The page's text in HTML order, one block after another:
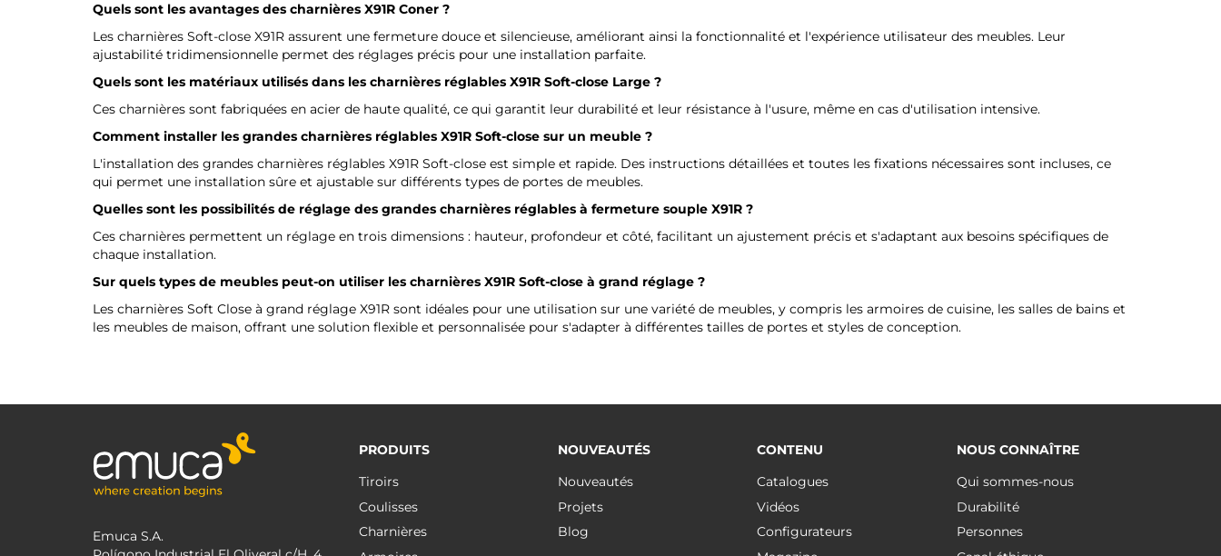
Quels sont les avantages des charnières X91R Coner ?
Les charnières Soft-close X91R assurent une fermeture douce et silencieuse, améliorant ainsi la fonctionnalité et l'expérience utilisateur des meubles. Leur
ajustabilité tridimensionnelle permet des réglages précis pour une installation parfaite.
Quels sont les matériaux utilisés dans les charnières réglables X91R Soft-close Large ?
Ces charnières sont fabriquées en acier de haute qualité, ce qui garantit leur durabilité et leur résistance à l'usure, même en cas d'utilisation intensive.
Comment installer les grandes charnières réglables X91R Soft-close sur un meuble ?
L'installation des grandes charnières réglables X91R Soft-close est simple et rapide. Des instructions détaillées et toutes les fixations nécessaires sont incluses, ce
qui permet une installation sûre et ajustable sur différents types de portes de meubles.
Quelles sont les possibilités de réglage des grandes charnières réglables à fermeture souple X91R ?
Ces charnières permettent un réglage en trois dimensions : hauteur, profondeur et côté, facilitant un ajustement précis et s'adaptant aux besoins spécifiques de
chaque installation.
Sur quels types de meubles peut-on utiliser les charnières X91R Soft-close à grand réglage ?
Les charnières Soft Close à grand réglage X91R sont idéales pour une utilisation sur une variété de meubles, y compris les armoires de cuisine, les salles de bains et
les meubles de maison, offrant une solution flexible et personnalisée pour s'adapter à différentes tailles de portes et styles de conception.
Emuca S.A.
PRODUITS
Tiroirs
Coulisses
Charnières
NOUVEAUTÉS
Nouveautés
Projets
Blog
CONTENU
Catalogues
Vidéos
Configurateurs
NOUS CONNAÎTRE
Qui sommes-nous
Durabilité
Personnes